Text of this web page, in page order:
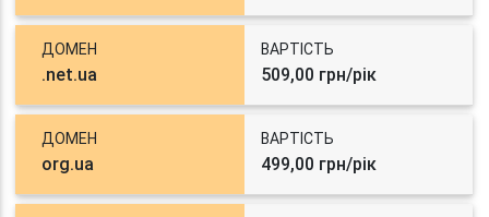
ДОМЕН
.net.ua
ВАРТІСТЬ
509,00 грн/рік
ДОМЕН
org.ua
ВАРТІСТЬ
499,00 грн/рік